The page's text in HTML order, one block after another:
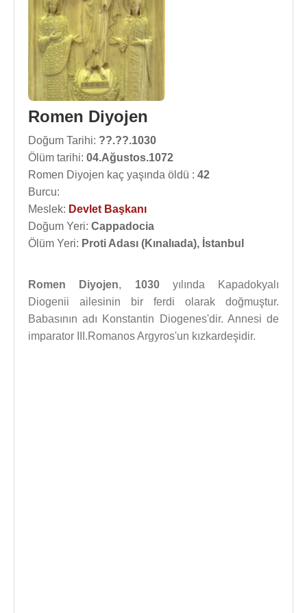
Romen Diyojen
Doğum Tarihi: ??.??.1030
Ölüm tarihi: 04.Ağustos.1072
Romen Diyojen kaç yaşında öldü : 42
Burcu:
Meslek: Devlet Başkanı
Doğum Yeri: Cappadocia
Ölüm Yeri: Proti Adası (Kınalıada), İstanbul
Romen Diyojen, 1030yılında Kapadokyalı
Diogenii ailesinin bir ferdi olarak doğmuştur.
Babasının adı Konstantin Diogenes'dir. Annesi de
imparator III.Romanos Argyros'un kızkardeşidir.